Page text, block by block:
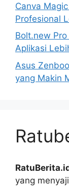
Canva
Profesional
Bolt.new
Aplikasi
Asus
yang Makin
yang